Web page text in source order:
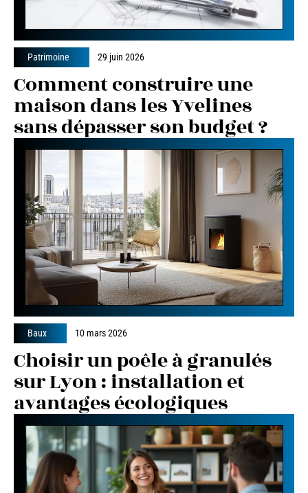
Patrimoine 29 juin 2026
Comment construire une
maison dans les Yvelines
sans dépasser son budget ?
Baux 10 mars 2026
Choisir un poêle à granulés
sur Lyon : installation et
avantages écologiques